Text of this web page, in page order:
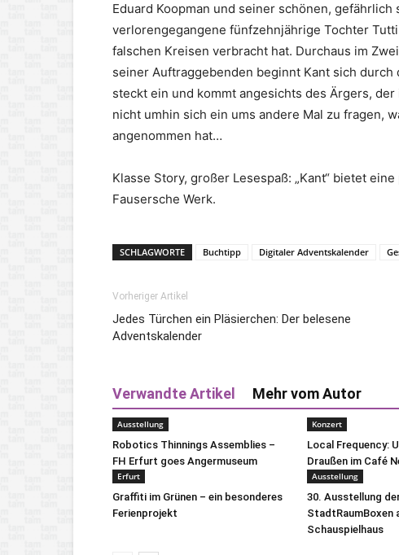
Eduard Koopman und seiner schönen,
verlorengegangene fünfzehnjährige Tochter
falschen Kreisen verbracht hat. Durchaus im
seiner Auftraggebenden beginnt Kant sich
steckt ein und kommt angesichts des Ärgers,
nicht umhin sich ein ums andere Mal zu fragen,
angenommen hat…
Klasse Story, großer Lesespaß: „Kant“ bietet
Fausersche Werk.
SCHLAGWORTE Buchtipp Digitaler Adventskalender
Vorheriger Artikel
Jedes Türchen ein Pläsierchen: Der belesene
Adventskalender
Verwandte Artikel Mehr vom Autor
Ausstellung
Robotics Thinnings Assemblies –
FH Erfurt goes Angermuseum
Konzert
Local Frequency:
Draußen im Café
Erfurt
Graffiti im Grünen – ein besonderes
Ferienprojekt
Ausstellung
30. Ausstellung
StadtRaumBoxen
Schauspielhaus